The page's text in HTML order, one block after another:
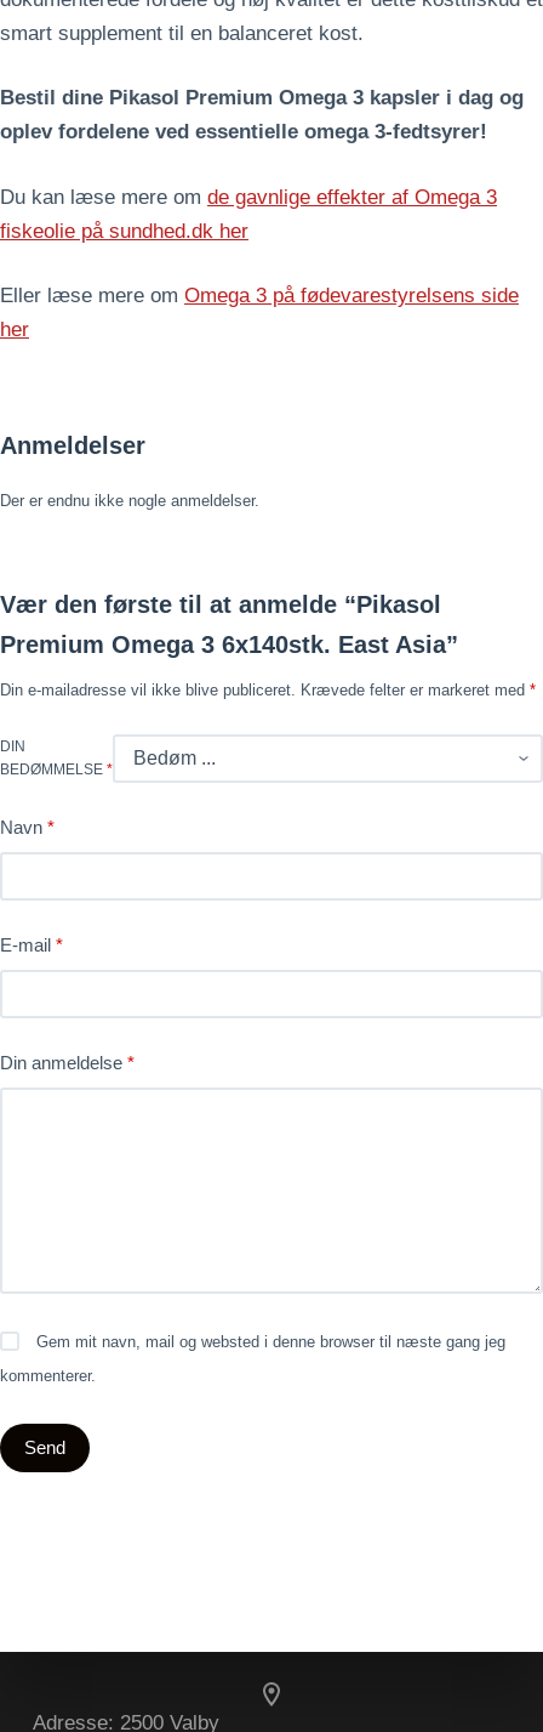
smart supplement til en balanceret kost.
Bestil dine Pikasol Premium Omega 3 kapsler i dag og
oplev fordelene ved essentielle omega 3-fedtsyrer!
Du kan læse mere om de gavnlige effekter af Omega 3
fiskeolie på sundhed.dk her
Eller læse mere om Omega 3 på fødevarestyrelsens side
her
Anmeldelser
Der er endnu ikke nogle anmeldelser.
Vær den første til at anmelde “Pikasol
Premium Omega 3 6x140stk. East Asia”
Din e-mailadresse vil ikke blive publiceret. Krævede felter er markeret med *
DIN
BEDØMMELSE *
Navn *
E-mail *
Din anmeldelse *
Gem mit navn, mail og websted i denne browser til næste gang jeg
kommenterer.
Send
Adresse: 2500 Valby